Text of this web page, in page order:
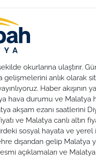
okurlarına ulaştırır.
anlık olarak
Haber akışının
hava durumu ve
akşam ezanı saatlerini
ve Malatya canlı altın
sosyal hayata ve yerel
dışarıdan gelip Malatya
açıklamaları ve